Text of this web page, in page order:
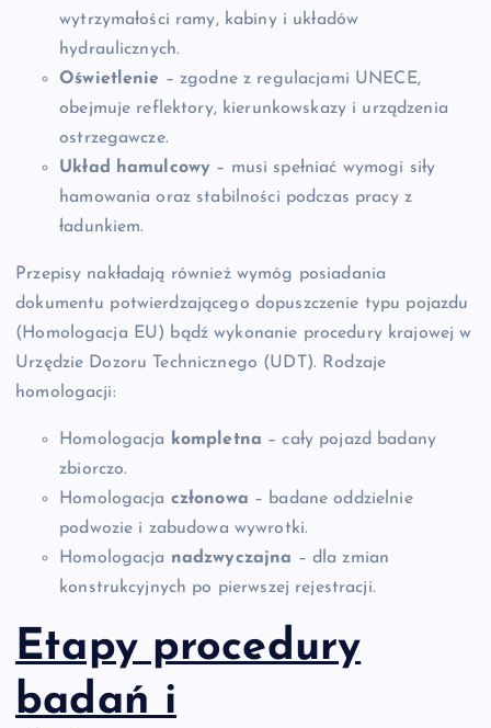
wytrzymałości ramy, kabiny i układów
hydraulicznych.
Oświetlenie – zgodne z regulacjami UNECE,
obejmuje reflektory, kierunkowskazy i urządzenia
ostrzegawcze.
Układ hamulcowy – musi spełniać wymogi siły
hamowania oraz stabilności podczas pracy z
ładunkiem.
Przepisy nakładają również wymóg posiadania
dokumentu potwierdzającego dopuszczenie typu pojazdu
(Homologacja EU) bądź wykonanie procedury krajowej w
Urzędzie Dozoru Technicznego (UDT). Rodzaje
homologacji:
Homologacja kompletna – cały pojazd badany
zbiorczo.
Homologacja członowa – badane oddzielnie
podwozie i zabudowa wywrotki.
Homologacja nadzwyczajna – dla zmian
konstrukcyjnych po pierwszej rejestracji.
Etapy procedury
badań i